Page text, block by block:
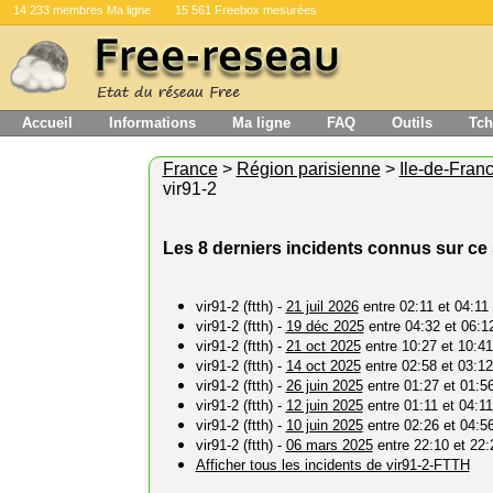
14 233 membres Ma ligne 15 561 Freebox mesurées
Accueil Informations Ma ligne FAQ Outils
France> Région parisienne>
Ile-de-
vir91-2
Les 8 derniers incidents connus sur ce
vir91-2 (ftth) - 21 juil 2026entre 02:11 et 04:11
vir91-2 (ftth) - 19 déc 2025entre 04:32 et
vir91-2 (ftth) - 21 oct 2025entre 10:27 et 10:41
vir91-2 (ftth) - 14 oct 2025entre 02:58 et 03:12
vir91-2 (ftth) - 26 juin 2025entre 01:27 et
vir91-2 (ftth) - 12 juin 2025entre 01:11 et 04:11
vir91-2 (ftth) - 10 juin 2025entre 02:26 et
vir91-2 (ftth) - 06 mars 2025entre 22:10 et
Afficher tous les incidents de vir91-2-FTTH